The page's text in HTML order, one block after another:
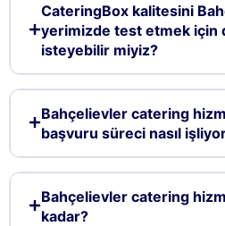
CateringBox kalitesini
yerimizde test etmek için
isteyebilir miyiz?
Bahçelievler catering
başvuru süreci nasıl
Bahçelievler catering
kadar?